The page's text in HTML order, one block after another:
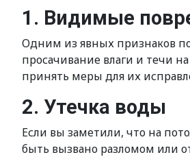
1. Видимые
Одним из явных признаков
просачивание влаги и течи
принять меры для их
2. Утечка воды
Если вы заметили, что на
быть вызвано разломом или